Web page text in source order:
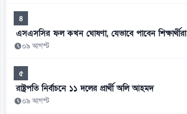
৪
এসএসসির ফল কখন ঘোষণা, যেভাবে পাবেন শিক্ষার্থীরা
০৯ আগস্ট
৫
রাষ্ট্রপতি নির্বাচনে ১১ দলের প্রার্থী অলি আহমদ
০৯ আগস্ট